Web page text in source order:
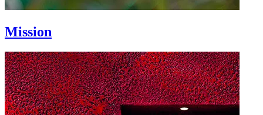
Mission